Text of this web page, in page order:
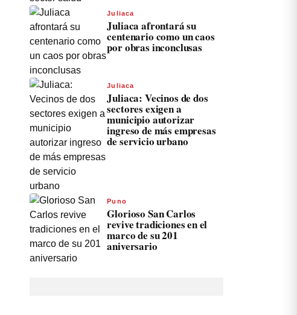
Juliaca
Juliaca afrontará su
centenario como un caos
por obras inconclusas
Juliaca
Juliaca: Vecinos de dos
sectores exigen a
municipio autorizar
ingreso de más empresas
de servicio urbano
Puno
Glorioso San Carlos
revive tradiciones en el
marco de su 201
aniversario